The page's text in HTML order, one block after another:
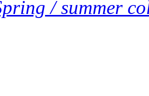
/ summer